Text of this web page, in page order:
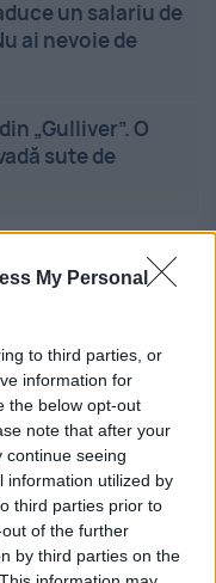
My Personal
to third parties, or
information for
the below opt-out
note that after your
continue seeing
information utilized by
third parties prior to
of the further
by third parties on the
un salariu de
ai nevoie de
„Gulliver”. O
sute de
dedicată
obiective și